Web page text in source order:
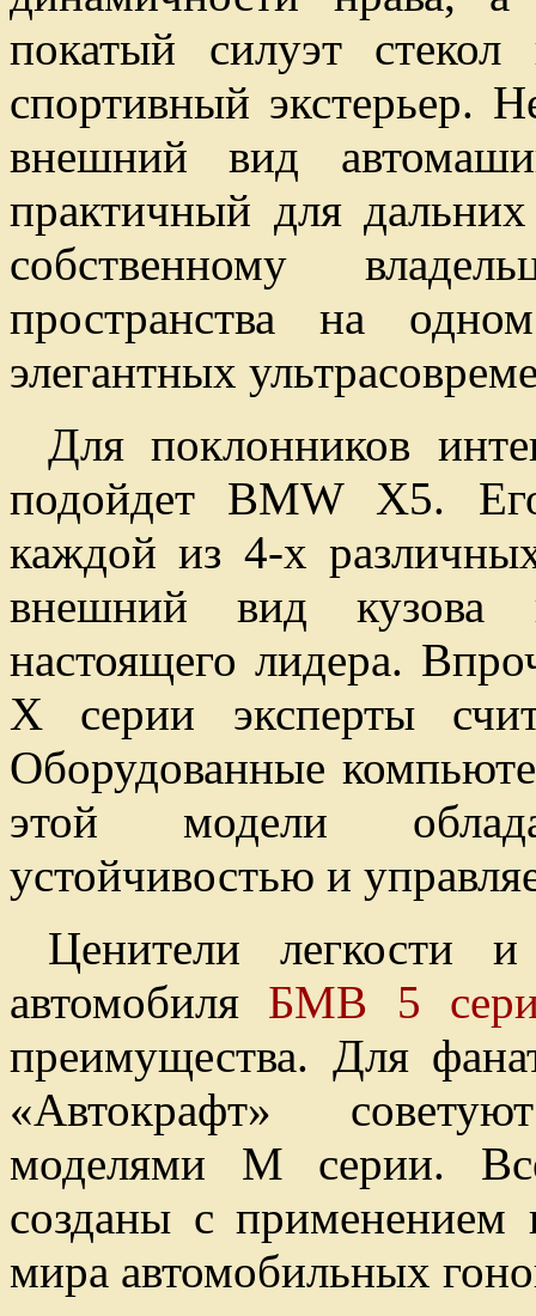
покатый силуэт
спортивный экстерьер.
внешний вид
практичный для
собственному
пространства на
элегантных
Для поклонников
подойдет BMW X5.
каждой из 4-х
внешний вид кузова
настоящего лидера.
Х серии эксперты
Оборудованные
этой модели
устойчивостью и
Ценители легкости и
автомобиля БМВ 5
преимущества. Для
«Автокрафт»
моделями М серии.
созданы с применением
мира автомобильных